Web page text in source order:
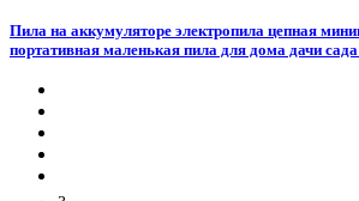
Пила на аккумуляторе электропила цепная
портативная маленькая пила для дома дачи сада